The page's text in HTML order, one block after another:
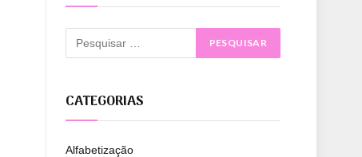
CATEGORIAS
Alfabetização